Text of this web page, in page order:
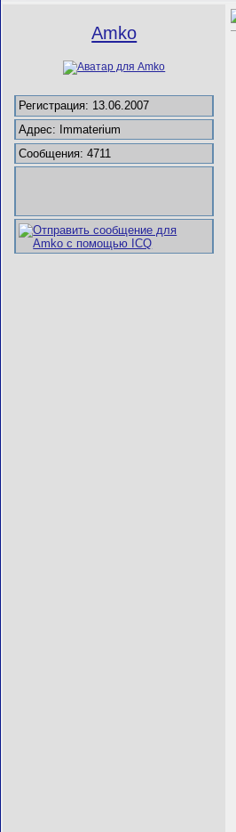
Amko
Регистрация: 13.06.2007
Адрес: Immaterium
Сообщения: 4711